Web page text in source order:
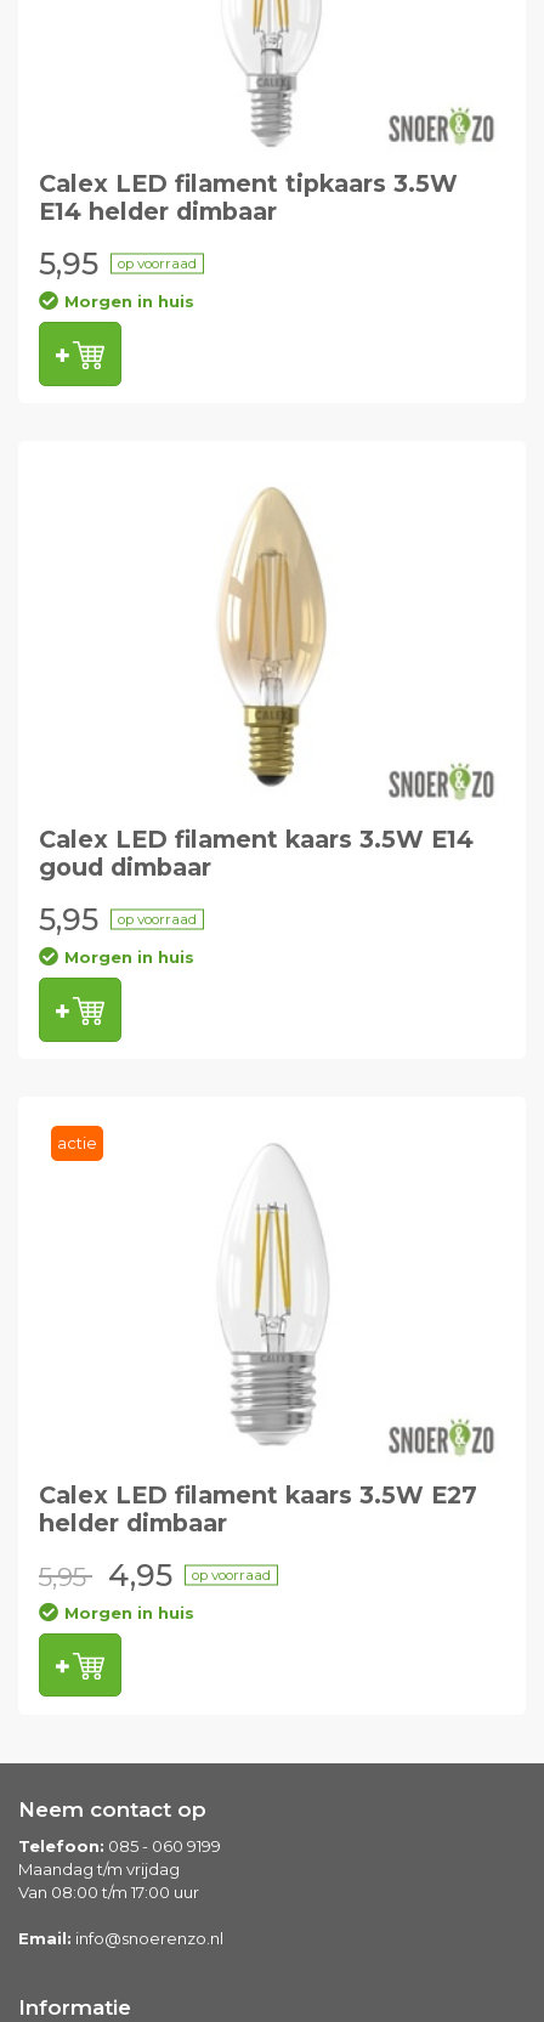
Calex LED filament tipkaars 3.5W
E14 helder dimbaar
5,95 op voorraad
Morgen in huis
Calex LED filament kaars 3.5W E14
goud dimbaar
5,95 op voorraad
Morgen in huis
actie
Calex LED filament kaars 3.5W E27
helder dimbaar
5,95 4,95 op voorraad
Morgen in huis
Neem contact op
Telefoon: 085 - 060 9199
Maandag t/m vrijdag
Van 08:00 t/m 17:00 uur
Email: info@snoerenzo.nl
Informatie